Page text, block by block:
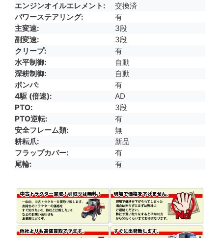
エンジンオイルエレメント
交換済
パワーステアリング
有
主変速
3段
副変速
3段
クリープ
有
水平制御
自動
深耕制御
自動
ポンパ
有
4駆 (倍速)
AD
PTO
3段
PTO逆転
有
安全フレーム類
無
耕耘爪
新品
フラップカバー
有
尾輪
有